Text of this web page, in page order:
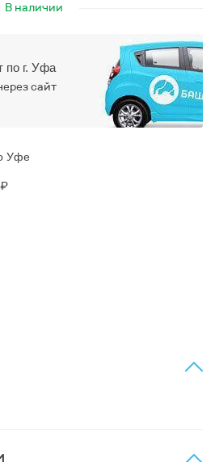
В наличии
по г. Уфа
сайт
Уфе